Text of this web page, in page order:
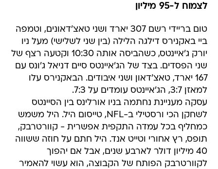
לצמוח ל-95 מיליון
טום בריידי רשם 307 יארד ושני טאצ'דאונים, וטמפה
ביי באקנירס דילגה הלילה (בין שני לשלישי) מעל ניו
יורק ג'איינטס, כשהביסה אותה 10:30 וקטעה רצף של
שני הפסדים. בצד של הג'איינטס סיים דניאל ג'ונס עם
167 יארד, טאצ'דאון ושני איבודים. הבאקנירס עלו
למאזן 3:7, הג'איינטס עומדים על 7:3.
עסקה מעניינת נחתמה בניו אורלינס בין הסיינטס
לשחקן הכי ורסטילי ב-NFL, טייסום היל. היל משמש
כמחליף בכל עמדה התקפית אפשרית - קוורטרבק,
תופס, רץ אחורי וטייט אנד. היל חתם על חוזה ששווה
40 מיליון דולר לארבע שנים, אבל אם יהפוך
לקוורטרבק הפותח של הקבוצה, הוא עשוי להאמיר